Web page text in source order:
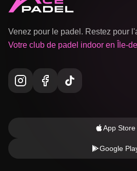
Venez pour le padel. Restez pour
Votre club de padel indoor en Île-
App Store
Google